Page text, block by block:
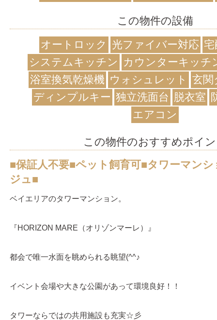
この物件の設備
オートロック
光ファイバー対応
システムキッチン
カウンターキッチ
浴室換気乾燥機 ウォシュレット
玄関
ディンプルキー 独立洗面台 脱衣室
エアコン
この物件のおすすめポイ
■保証人不要■ペット飼育可■タワーマン
ジュ■
ベイエリアのタワーマンション。
『HORIZON MARE（オリゾンマーレ）』
都会で唯一水面を眺められる眺望(^^♪
イベント会場や大きな公園があって環境良好！！
タワーならではの共用施設も充実☆彡